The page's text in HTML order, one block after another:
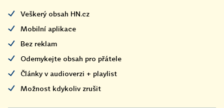
Veškerý obsah HN.cz
Mobilní aplikace
Bez reklam
Odemykejte obsah pro přátele
Články v audioverzi + playlist
Možnost kdykoliv zrušit